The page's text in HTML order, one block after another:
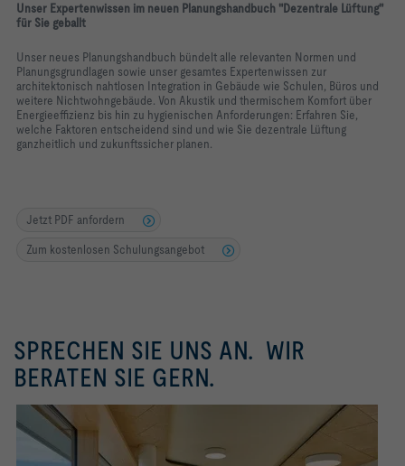
Unser Expertenwissen im neuen Planungshandbuch "Dezentrale Lüftung"
für Sie geballt
Unser neues Planungshandbuch bündelt alle relevanten Normen und
Planungsgrundlagen sowie unser gesamtes Expertenwissen zur
architektonisch nahtlosen Integration in Gebäude wie Schulen, Büros und
weitere Nichtwohngebäude. Von Akustik und thermischem Komfort über
Energieeffizienz bis hin zu hygienischen Anforderungen: Erfahren Sie,
welche Faktoren entscheidend sind und wie Sie dezentrale Lüftung
ganzheitlich und zukunftssicher planen.
Jetzt PDF anfordern
Zum kostenlosen Schulungsangebot
SPRECHEN SIE UNS AN. WIR
BERATEN SIE GERN.